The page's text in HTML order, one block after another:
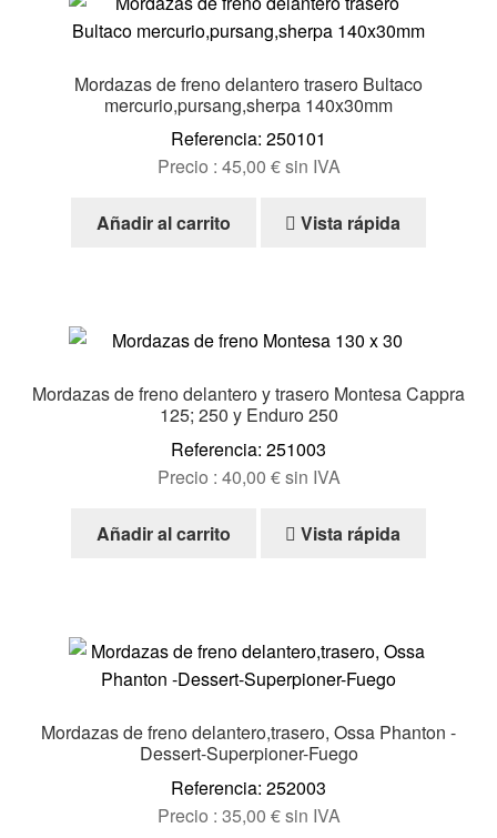
Mordazas de freno delantero trasero Bultaco
mercurio,pursang,sherpa 140x30mm
Referencia: 250101
Precio : 45,00 €sin IVA
Añadir al carrito Vista rápida
Mordazas de freno delantero y trasero Montesa Cappra
125; 250 y Enduro 250
Referencia: 251003
Precio : 40,00 €sin IVA
Añadir al carrito Vista rápida
Mordazas de freno delantero,trasero, Ossa Phanton -
Dessert-Superpioner-Fuego
Referencia: 252003
Precio : 35,00 €sin IVA